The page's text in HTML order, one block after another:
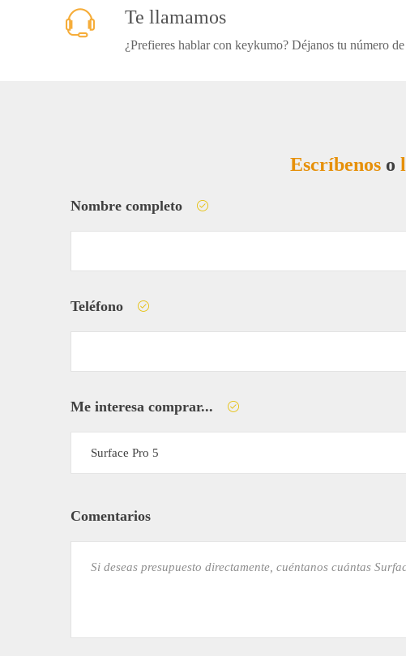
Te llamamos
¿Prefieres hablar con keykumo? Déjanos tu número
Escríbenos o
Nombre completo
Teléfono
Me interesa comprar...
Surface Pro 5
Comentarios